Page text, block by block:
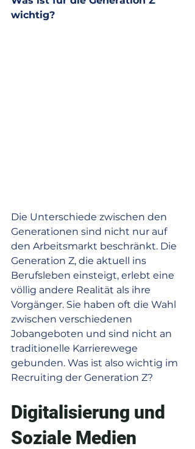
wichtig?
Die Unterschiede zwischen den
Generationen sind nicht nur auf
den Arbeitsmarkt beschränkt. Die
Generation Z, die aktuell ins
Berufsleben einsteigt, erlebt eine
völlig andere Realität als ihre
Vorgänger. Sie haben oft die Wahl
zwischen verschiedenen
Jobangeboten und sind nicht an
traditionelle Karrierewege
gebunden. Was ist also wichtig im
Recruiting der Generation Z?
Digitalisierung und
Soziale Medien